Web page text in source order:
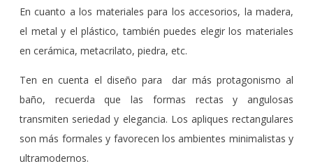
En cuanto a los materiales para los accesorios, la madera,
el metal y el plástico, también puedes elegir los materiales
en cerámica, metacrilato, piedra, etc.
Ten en cuenta el diseño para dar más protagonismo al
baño, recuerda que las formas rectas y angulosas
transmiten seriedad y elegancia. Los apliques rectangulares
son más formales y favorecen los ambientes minimalistas y
ultramodernos.